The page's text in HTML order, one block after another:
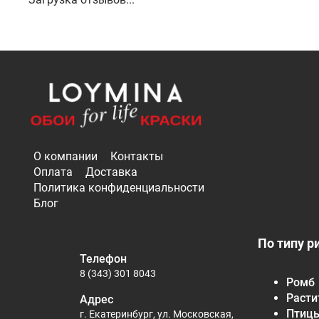
О компании
Контакты
Оплата
Доставка
Политика конфиденциальности
Блог
По типу
Ромб
Телефон
8 (343) 301 8043
Адрес
г. Екатеринбург, ул. Московская,